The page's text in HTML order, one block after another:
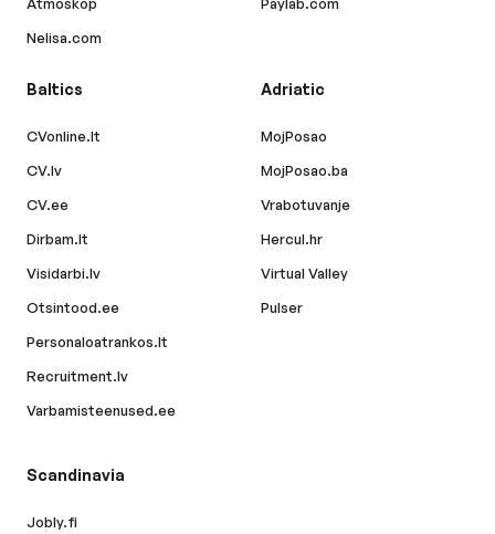
Atmoskop
Nelisa.com
Paylab.com
Baltics
CVonline.lt
CV.lv
CV.ee
Dirbam.lt
Visidarbi.lv
Otsintood.ee
Personaloatrankos.lt
Recruitment.lv
Varbamisteenused.ee
Adriatic
MojPosao
MojPosao.ba
Vrabotuvanje
Hercul.hr
Virtual Valley
Pulser
Scandinavia
Jobly.fi